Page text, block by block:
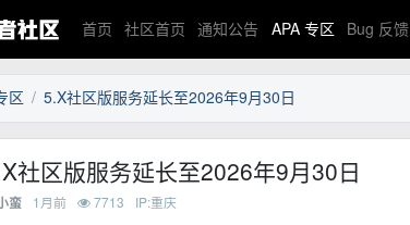
首页 社区首页 通知公告 APA 专区 Bug 反馈
区 5.X社区版服务延长至2026年9月30日
社区版服务延长至2026年9月30日
蛮 1月前 7713 IP:重庆